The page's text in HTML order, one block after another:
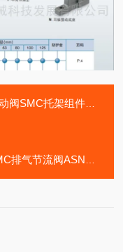
托架组件自动化轴承
节流阀ASN2-01气缸